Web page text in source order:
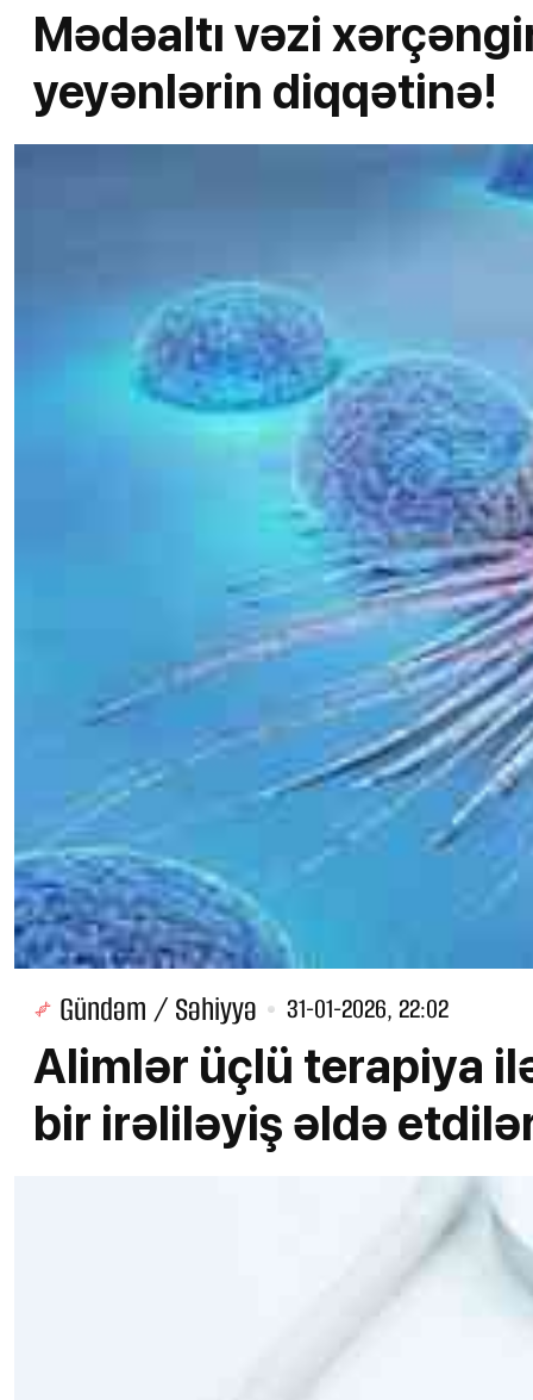
Mədəaltı vəzi
yeyənlərin diqqətinə!
Gündəm / Səhiyyə 31-01-2026, 22:02
Alimlər üçlü terapiya
bir irəliləyiş əldə